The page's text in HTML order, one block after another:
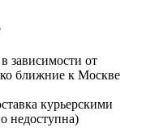
зависимости от
ближние к Москве
курьерскими
недоступна)